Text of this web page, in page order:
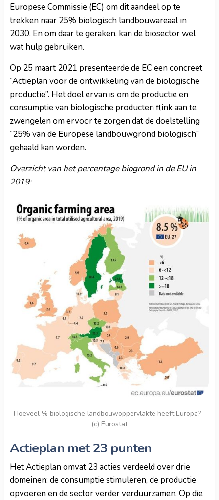
Europese Commissie (EC) om dit aandeel op te
trekken naar 25% biologisch landbouwareaal in
2030. En om daar te geraken, kan de biosector wel
wat hulp gebruiken.
Op 25 maart 2021 presenteerde de EC een concreet
“Actieplan voor de ontwikkeling van de biologische
productie”. Het doel ervan is om de productie en
consumptie van biologische producten flink aan te
zwengelen om ervoor te zorgen dat de doelstelling
“25% van de Europese landbouwgrond biologisch”
gehaald kan worden.
Overzicht van het percentage biogrond in de EU in
2019:
Hoeveel % biologische landbouwoppervlakte heeft Europa? -
(c) Eurostat
Actieplan met 23 punten
Het Actieplan omvat 23 acties verdeeld over drie
domeinen: de consumptie stimuleren, de productie
opvoeren en de sector verder verduurzamen. Op die